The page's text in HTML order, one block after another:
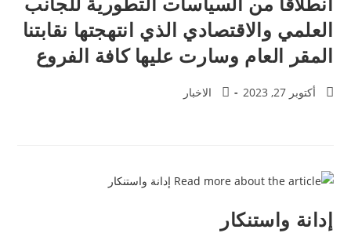
العلمي والاقتصادي الذي انتهجتها نقابتنا
المقر العام وسارت عليها كافة الفروع
أكتوبر 27, 2023 الاخبار
إدانة واستنكار